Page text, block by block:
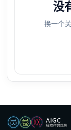
没
换一个